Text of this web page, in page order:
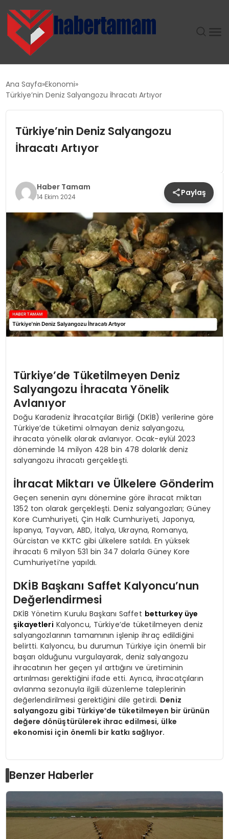
SPOR
EKONOMI
MAGAZIN
SIYASET
EĞITIM
YAŞAM
Ana Sayfa Ekonomi
Türkiye’nin Deniz Salyangozu İhracatı Artıyor
Türkiye’nin Deniz Salyangozu
İhracatı Artıyor
Haber Tamam
14 Ekim 2024 Paylaş
Türkiye’de Tüketilmeyen Deniz
Salyangozu İhracata Yönelik
Avlanıyor
Doğu Karadeniz İhracatçılar Birliği (DKİB) verilerine göre
Türkiye’de tüketimi olmayan deniz salyangozu,
ihracata yönelik olarak avlanıyor. Ocak-eylül 2023
döneminde 14 milyon 428 bin 478 dolarlık deniz
salyangozu ihracatı gerçekleşti.
İhracat Miktarı ve Ülkelere Gönderim
Geçen senenin aynı dönemine göre ihracat miktarı
1352 ton olarak gerçekleşti. Deniz salyangozları; Güney
Kore Cumhuriyeti, Çin Halk Cumhuriyeti, Japonya,
İspanya, Tayvan, ABD, İtalya, Ukrayna, Romanya,
Gürcistan ve KKTC gibi ülkelere satıldı. En yüksek
ihracatı 6 milyon 531 bin 347 dolarla Güney Kore
Cumhuriyeti’ne yapıldı.
DKİB Başkanı Saffet Kalyoncu’nun
Değerlendirmesi
DKİB Yönetim Kurulu Başkanı Saffet betturkey üye
şikayetleri Kalyoncu, Türkiye’de tüketilmeyen deniz
salyangozlarının tamamının işlenip ihraç edildiğini
belirtti. Kalyoncu, bu durumun Türkiye için önemli bir
başarı olduğunu vurgulayarak, deniz salyangozu
ihracatının her geçen yıl arttığını ve üretiminin
artırılması gerektiğini ifade etti. Ayrıca, ihracatçıların
avlanma sezonuyla ilgili düzenleme taleplerinin
değerlendirilmesi gerektiğini dile getirdi. Deniz
salyangozu gibi Türkiye’de tüketilmeyen bir ürünün
değere dönüştürülerek ihrac edilmesi, ülke
ekonomisi için önemli bir katkı sağlıyor.
Benzer Haberler